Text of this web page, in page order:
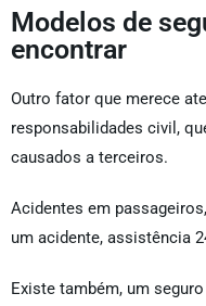
Modelos de
encontrar
Outro fator que merece
responsabilidades civil,
causados a terceiros.
Acidentes em
um acidente, assistência
Existe também, um